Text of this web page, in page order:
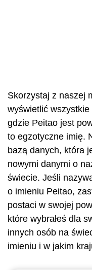
Skorzystaj z naszej
wyświetlić
gdzie Peitao jest
to egzotyczne imię.
bazą danych, która
nowymi danymi o
świecie. Jeśli
o imieniu Peitao,
postaci w swojej
które wybrałeś dla
innych osób na
imieniu i w jakim